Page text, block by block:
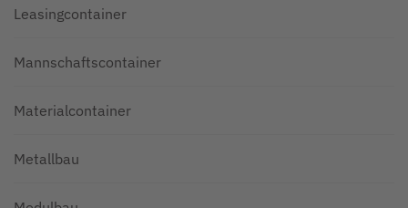
Leasingcontainer
Mannschaftscontainer
Materialcontainer
Metallbau